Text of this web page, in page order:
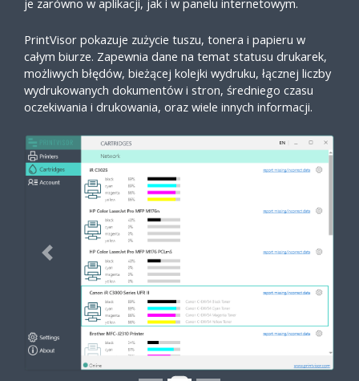
je zarówno w aplikacji, jak i w panelu internetowym.
PrintVisor pokazuje zużycie tuszu, tonera i papieru w
całym biurze. Zapewnia dane na temat statusu drukarek,
możliwych błędów, bieżącej kolejki wydruku, łącznej liczby
wydrukowanych dokumentów i stron, średniego czasu
oczekiwania i drukowania, oraz wiele innych informacji.
Previous Next